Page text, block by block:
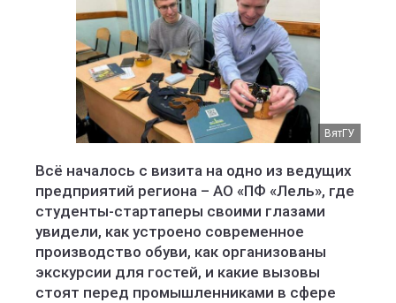
ВятГУ
Всё началось с визита на одно из ведущих
предприятий региона – АО «ПФ «Лель», где
студенты-стартаперы своими глазами
увидели, как устроено современное
производство обуви, как организованы
экскурсии для гостей, и какие вызовы
стоят перед промышленниками в сфере